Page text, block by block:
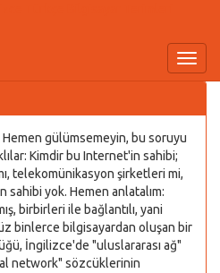
gülümsemeyin, bu soruyu
Kimdir bu Internet'in sahibi;
telekomünikasyon şirketleri mi,
sahibi yok. Hemen anlatalım:
birbirleri ile bağlantılı, yani
binlerce bilgisayardan oluşan bir
İngilizce'de "uluslararası ağ"
network" sözcüklerinin